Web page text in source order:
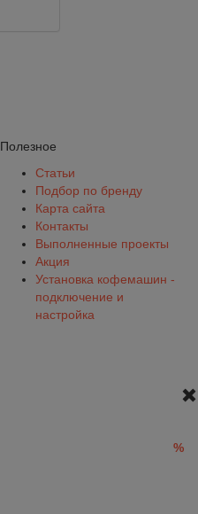
Полезное
Статьи
Подбор по бренду
Карта сайта
Контакты
Выполненные проекты
Акция
Установка кофемашин -
подключение и
настройка
%